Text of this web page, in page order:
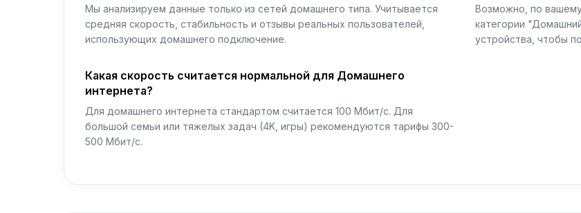
Мы анализируем данные только из сетей домашнего типа. Учитывается
средняя скорость, стабильность и отзывы реальных пользователей,
использующих домашнего подключение.
Возможно, по
категории
устройства, чтобы
Какая скорость считается нормальной для Домашнего
интернета?
Для домашнего интернета стандартом считается 100 Мбит/с. Для
большой семьи или тяжелых задач (4K, игры) рекомендуются тарифы 300-
500 Мбит/с.